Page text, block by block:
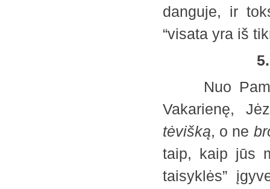
danguje, ir
“visata yra iš
5.
Nuo
Vakarienę,
tėvišką, o ne
taip, kaip jūs
taisyklės”